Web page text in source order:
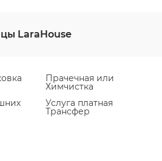
LaraHouse
Прачечная или
Химчистка
Услуга платная
Трансфер